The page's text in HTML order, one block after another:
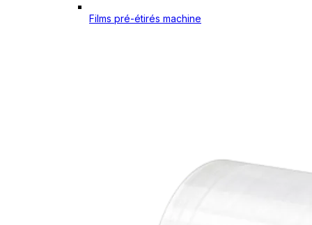
Films pré-étirés machine